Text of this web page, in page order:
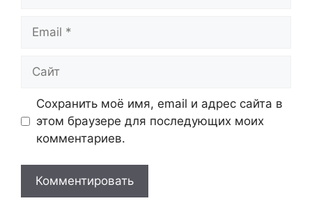
Сохранить моё имя, email и адрес сайта в
этом браузере для последующих моих
комментариев.